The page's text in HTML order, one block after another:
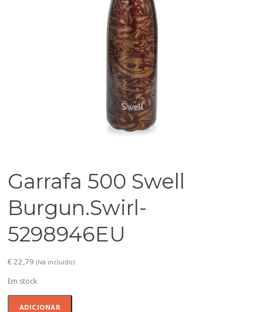
Garrafa 500 Swell
Burgun.Swirl-
5298946EU
€22,79 (Iva incluído)
Em stock
ADICIONAR